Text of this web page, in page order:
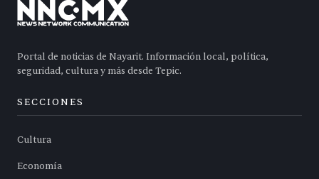
Portal de noticias de Nayarit. Información local, política,
seguridad, cultura y más desde Tepic.
SECCIONES
Cultura
Economía